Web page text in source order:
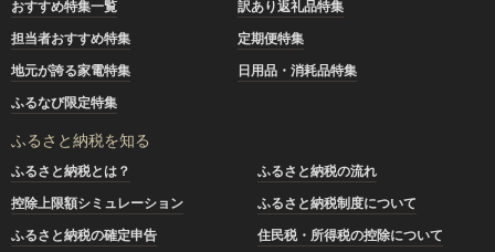
おすすめ特集一覧
訳あり返礼品特集
担当者おすすめ特集
定期便特集
地元が誇る家電特集
日用品・消耗品特集
ふるなび限定特集
ふるさと納税を知る
ふるさと納税とは？
ふるさと納税の流れ
控除上限額シミュレーション
ふるさと納税制度について
ふるさと納税の確定申告
住民税・所得税の控除について